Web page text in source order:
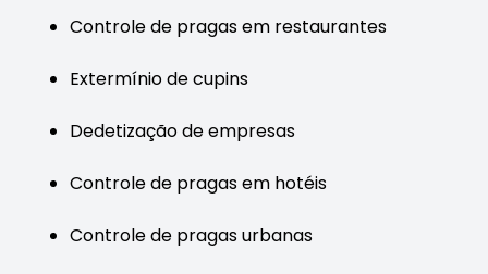
Controle de pragas em restaurantes
Extermínio de cupins
Dedetização de empresas
Controle de pragas em hotéis
Controle de pragas urbanas